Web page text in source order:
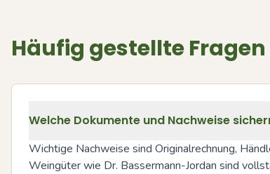
Häufig gestellte Fragen
Welche Dokumente und Nachweise
Wichtige Nachweise sind Originalrechnung,
Weingüter wie Dr. Bassermann-Jordan sind